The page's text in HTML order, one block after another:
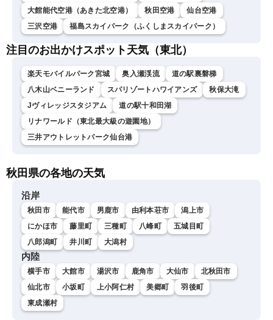
大館能代空港（あきた北空港）
秋田空港
仙台空港
三沢空港
福島スカイパーク（ふくしまスカイパーク）
注目のお出かけスポット天気（東北）
楽天モバイルパーク宮城 奥入瀬渓流
道の駅裏磐梯
八木山ベニーランド
スパリゾートハワイアンズ
秋保大滝
Jヴィレッジスタジアム
道の駅十和田湖
リナワールド（東北最大級の遊園地）
三井アウトレットパーク仙台港
秋田県の各地の天気
沿岸
秋田市 能代市 男鹿市 由利本荘市
潟上市
にかほ市
藤里町 三種町 八峰町
五城目町
八郎潟町
井川町 大潟村
内陸
横手市 大館市 湯沢市 鹿角市 大仙市
北秋田市
仙北市
小坂町 上小阿仁村 美郷町
羽後町
東成瀬村